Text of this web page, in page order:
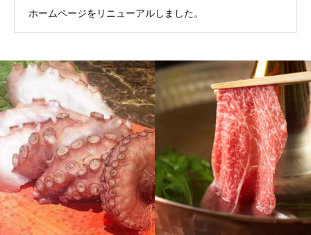
ホームページをリニューアルしました。